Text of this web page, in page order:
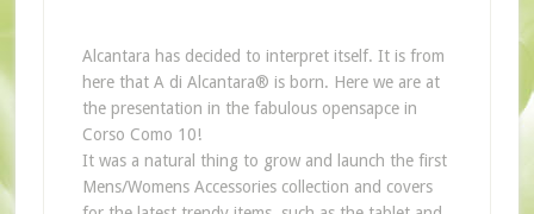
Alcantara has decided to interpret itself. It is from
here that A di Alcantara® is born. Here we are at
the presentation in the fabulous opensapce in
Corso Como 10!
It was a natural thing to grow and launch the first
Mens/Womens Accessories collection and covers